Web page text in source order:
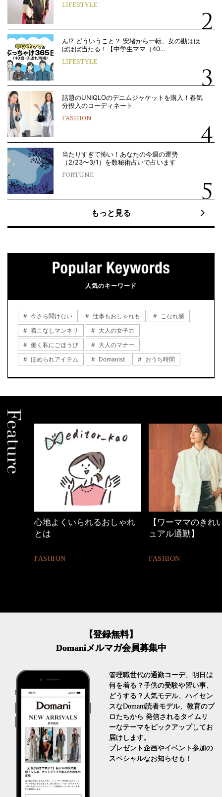
LIFESTYLE
ん!? どういうこと？ 安堵から一転、女の勘はほ
ぼほぼ当たる！【中学生ママ（40…
LIFESTYLE
話題のUNIQLOのデニムジャケットを購入！春気
分投入のコーディネート
FASHION
当たりすぎて怖い！あなたの今週の運勢
（2/23〜3/1）を数秘術占いで占います
FORTUNE
もっと見る
人気のキーワード
今さら聞けない 仕事もおしゃれも
こなれ感
着こなしマンネリ
大人の女子力
働く私にごほうび
大人のマナー
ほめられアイテム
Domanist おうち時間
心地よくいられるおしゃれ
とは
FASHION
【ワーママのきれ
ュアル通勤】
FASHION
【登録無料】
Domaniメルマガ会員募集中
管理職世代の通勤コーデ、明日は
何を着る？子供の受験や習い事、
どうする？人気モデル、ハイセン
スなDomani読者モデル、教育のプ
ロたちから 発信されるタイムリ
ーなテーマをピックアップしてお
届けします。
プレゼント企画やイベント参加の
スペシャルなお知らせも！